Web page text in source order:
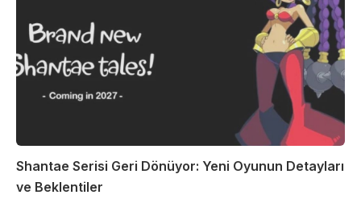
Shantae Serisi Geri Dönüyor: Yeni Oyunun Detayları
ve Beklentiler